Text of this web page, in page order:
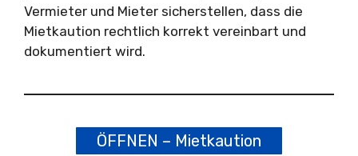
Vermieter und Mieter sicherstellen, dass die
Mietkaution rechtlich korrekt vereinbart und
dokumentiert wird.
ÖFFNEN – Mietkaution